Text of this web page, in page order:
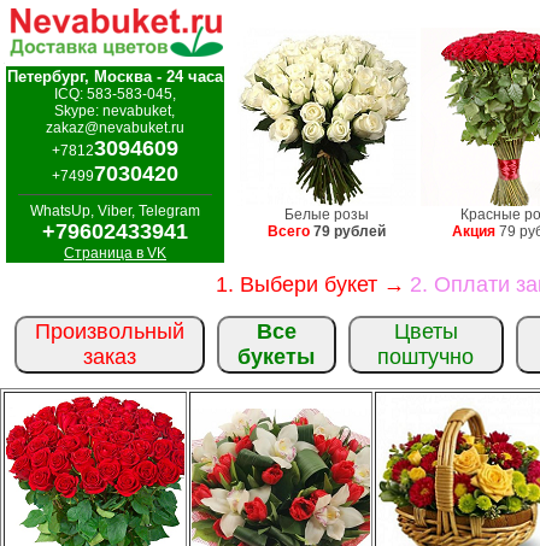
Петербург, Москва - 24 часа
ICQ: 583-583-045,
Skype: nevabuket,
zakaz@nevabuket.ru
+78123094609
+74997030420
WhatsUp, Viber, Telegram
+79602433941
Страница в VK
Белые розы
Всего 79 рублей
Красные
Акция 79
1. Выбери букет → 2. Оплати
Произвольный
заказ
Все
букеты
Цветы
поштучно